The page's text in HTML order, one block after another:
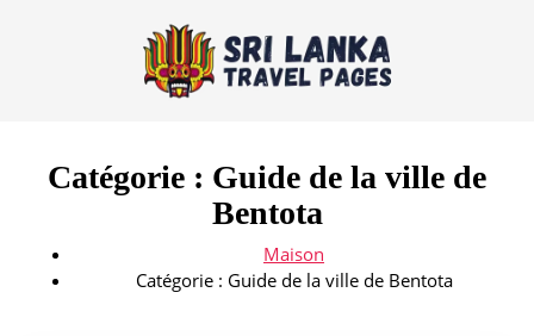
Catégorie : Guide de la ville de
Bentota
Maison
Catégorie : Guide de la ville de Bentota